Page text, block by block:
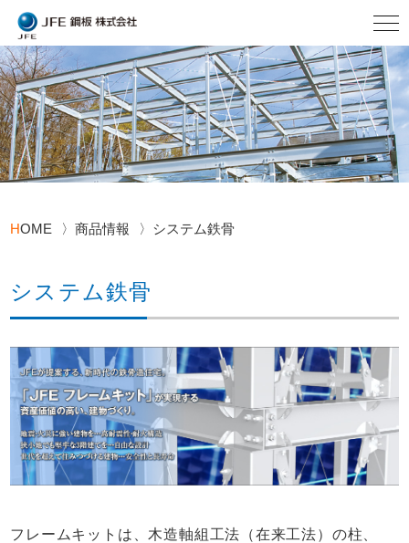
HOME 商品情報 システム鉄骨
システム鉄骨
フレームキットは、木造軸組工法（在来工法）の柱、